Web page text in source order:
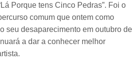
Porque tens Cinco Pedras”. Foi o
comum que ontem como
seu desaparecimento em outubro de
a dar a conhecer melhor